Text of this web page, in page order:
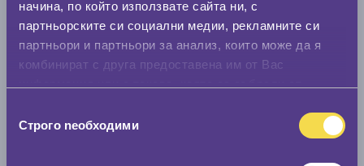
начина, по който използвате сайта ни, с
партньорските си социални медии, рекламните си
партньори и партньори за анализ, които може да я
комбинират с друга предоставена им от Вас
наСтрого nеобходими
Стар размер